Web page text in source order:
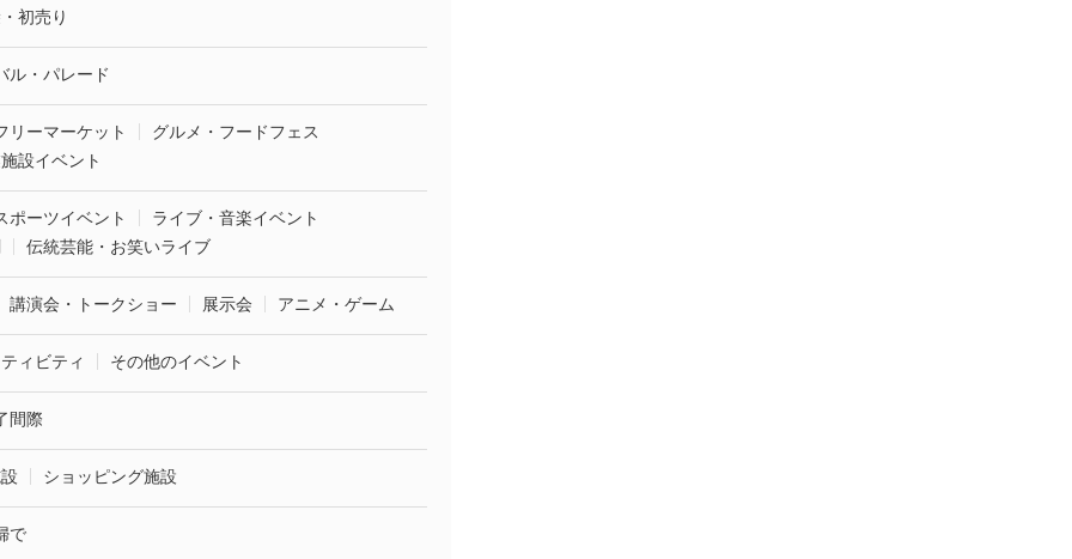
初売り
ル・パレード
リーマーケット
グルメ・フードフェス
設イベント
ポーツイベント
ライブ・音楽イベント
伝統芸能・お笑いライブ
講演会・トークショー 展示会 アニメ・ゲーム
ィビティ その他のイベント
間際
ショッピング施設
で